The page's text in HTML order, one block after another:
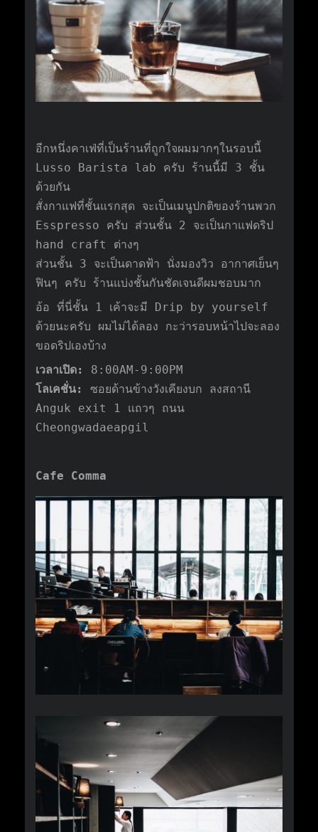
อีกหนึ่งคาเฟ่ที่เป็นร้านที่ถูกใจผมมากๆในรอบนี้
Lusso Barista lab ครับ ร้านนี้มี 3 ชั้น
ด้วยกัน
สั่งกาแฟที่ชั้นแรกสุด จะเป็นเมนูปกติของร้านพวก
Esspresso ครับ ส่วนชั้น 2 จะเป็นกาแฟดริป
hand craft ต่างๆ
ส่วนชั้น 3 จะเป็นดาดฟ้า นั่งมองวิว อากาศเย็นๆ
ฟินๆ ครับ ร้านแบ่งชั้นกันชัดเจนดีผมชอบมาก
อ้อ ที่นี่ชั้น 1 เค้าจะมี Drip by yourself
ด้วยนะครับ ผมไม่ได้ลอง กะว่ารอบหน้าไปจะลอง
ขอดริปเองบ้าง
เวลาเปิด:
8:00AM-9:00PM
โลเคชั่น:
ซอยด้านข้างวังเคียงบก ลงสถานี
Anguk exit 1 แถวๆ ถนน
Cheongwadaeapgil
Cafe Comma